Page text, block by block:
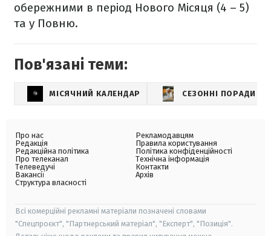
обережними в період Нового Місяця (4 – 5)
та у Повню.
Пов'язані теми:
МІСЯЧНИЙ КАЛЕНДАР СЕЗОННІ ПОРАДИ
Про нас
Редакція
Редакційна політика
Про телеканал
Телеведучі
Вакансії
Структура власності
Рекламодавцям
Правила користування
Політика конфіденційності
Технічна інформація
Контакти
Архів
Всі комерційні рекламні матеріали позначені словами
"Спецпроєкт", "Партнерський матеріал", "Експерт", "Позиція".